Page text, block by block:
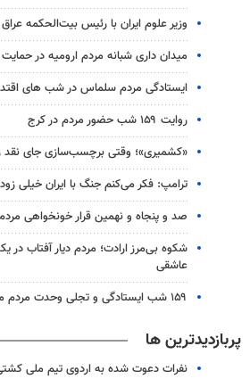
وزیر علوم ایران با رئیس بیت‌الحکمه عراق
میدان داری شبانه مردم ارومیه در حمایت
ایستادگی مردم سلماس در شب های اقتدار ملی
روایت ۱۵۹ شب حضور مردم در کرج
«کشمیری»؛ وقتی برچسب‌سازی جای نقد
ترامپ: فکر می‌کنم جنگ با ایران خیلی زود
صد و پنجاه و نهمین قرار خونخواهی
شکوه بی‌مرز ارادت؛ مردم دیار آفتاب
عاشقی
۱۵۹ شب ایستادگی و تجلی وحدت مردم محلات در بیعت با رهبر انقلاب
پربازدیدترین ها
نفرات دعوت شده به اردوی تیم ملی